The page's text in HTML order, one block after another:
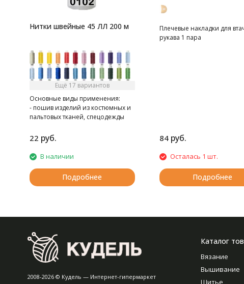
Нитки швейные 45 ЛЛ 200 м
Ещё 17 вариантов
Основные виды применения:
- пошив изделий из костюмных и
пальтовых тканей, спецодежды
скреплении книг в типографии
22 руб.
В наличии
Подробнее
Плечевые накладки для
рукава 1 пара
84 руб.
Осталась 1 шт.
Подробнее
2008-2026 © Кудель — Интернет-гипермаркет
Каталог
Вязание
Вышивание
Шитье